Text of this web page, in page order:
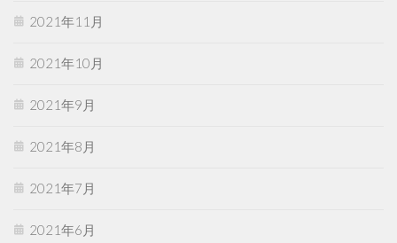
2021年11月
2021年10月
2021年9月
2021年8月
2021年7月
2021年6月